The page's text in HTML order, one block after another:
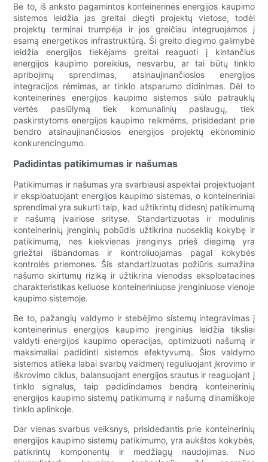
Be to, iš anksto pagamintos konteinerinės energijos kaupimo
sistemos leidžia jas greitai diegti projektų vietose, todėl
projektų terminai trumpėja ir jos greičiau integruojamos į
esamą energetikos infrastruktūrą. Ši greito diegimo galimybė
leidžia energijos tiekėjams greitai reaguoti į kintančius
energijos kaupimo poreikius, nesvarbu, ar tai būtų tinklo
apribojimų sprendimas, atsinaujinančiosios energijos
integracijos rėmimas, ar tinklo atsparumo didinimas. Dėl to
konteinerinės energijos kaupimo sistemos siūlo patrauklų
vertės pasiūlymą tiek komunalinių paslaugų, tiek
paskirstytoms energijos kaupimo reikmėms, prisidedant prie
bendro atsinaujinančiosios energijos projektų ekonominio
konkurencingumo.
Padidintas patikimumas ir našumas
Patikimumas ir našumas yra svarbiausi aspektai projektuojant
ir eksploatuojant energijos kaupimo sistemas, o konteineriniai
sprendimai yra sukurti taip, kad užtikrintų didesnį patikimumą
ir našumą įvairiose srityse. Standartizuotas ir modulinis
konteinerinių įrenginių pobūdis užtikrina nuoseklią kokybę ir
patikimumą, nes kiekvienas įrenginys prieš diegimą yra
griežtai išbandomas ir kontroliuojamas pagal kokybės
kontrolės priemones. Šis standartizuotas požiūris sumažina
našumo skirtumų riziką ir užtikrina vienodas eksploatacines
charakteristikas keliuose konteineriniuose įrenginiuose vienoje
kaupimo sistemoje.
Be to, pažangių valdymo ir stebėjimo sistemų integravimas į
konteinerinius energijos kaupimo įrenginius leidžia tiksliai
valdyti energijos kaupimo operacijas, optimizuoti našumą ir
maksimaliai padidinti sistemos efektyvumą. Šios valdymo
sistemos atlieka labai svarbų vaidmenį reguliuojant įkrovimo ir
iškrovimo ciklus, balansuojant energijos srautus ir reaguojant į
tinklo signalus, taip padidindamos bendrą konteinerinių
energijos kaupimo sistemų patikimumą ir našumą dinamiškoje
tinklo aplinkoje.
Dar vienas svarbus veiksnys, prisidedantis prie konteinerinių
energijos kaupimo sistemų patikimumo, yra aukštos kokybės,
patikrintų komponentų ir medžiagų naudojimas. Nuo